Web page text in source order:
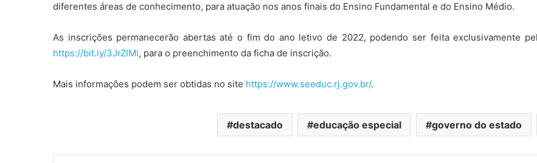
diferentes áreas de conhecimento, para atuação nos anos finais do Ensino Fundamental e do Ensino Médio.
As inscrições permanecerão abertas até o fim do ano letivo de 2022, podendo ser feita exclusivamente
https://bit.ly/3JrZIMl, para o preenchimento da ficha de inscrição.
Mais informações podem ser obtidas no site https://www.seeduc.rj.gov.br/.
destacado educação especial governo do estado